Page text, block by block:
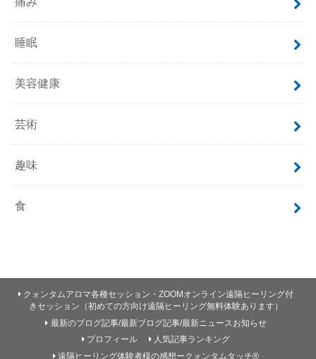
睡眠
美容健康
芸術
趣味
食
クォンタムアロマ各種セッション・ZOOMオンライン遠隔ヒーリング付
きセッション（初めての方向け遠隔ヒーリング無料体験あります）
最新のブログ記事/最新ブログ記事/最新ニュースお知らせ
プロフィール
人気記事ランキング
遠隔ヒーリング体験者様の感想ークォンタムタッチ®